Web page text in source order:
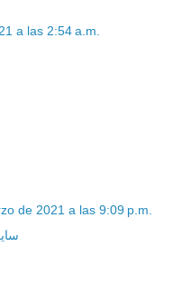
a las 2:54 a.m.
de 2021 a las 9:09 p.m.